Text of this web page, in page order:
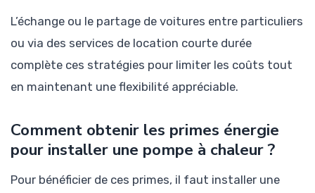
L’échange ou le partage de voitures entre particuliers
ou via des services de location courte durée
complète ces stratégies pour limiter les coûts tout
en maintenant une flexibilité appréciable.
Comment obtenir les primes énergie
pour installer une pompe à chaleur ?
Pour bénéficier de ces primes, il faut installer une